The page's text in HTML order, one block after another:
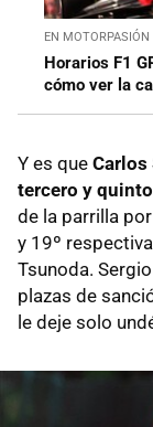
EN MOTORPASIÓN
Horarios F1
cómo ver la
Y es que Carlos
tercero y
de la parrilla
y 19º
Tsunoda.
plazas de
le deje solo